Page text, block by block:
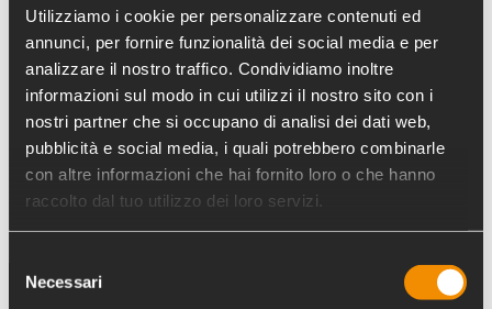
Utilizziamo i cookie per personalizzare contenuti ed
annunci, per fornire funzionalità dei social media e per
analizzare il nostro traffico. Condividiamo inoltre
informazioni sul modo in cui utilizzi il nostro sito con i
nostri partner che si occupano di analisi dei dati web,
pubblicità e social media, i quali potrebbero combinarle
con altre informazioni che hai fornito loro o che hanno
raccolto dal tuo utilizzo dei loro servizi.
delNecessari
– Una squadra di
calcio femminile
per conquistare i
propri sogni
Successivo: Aprirsi
per includere